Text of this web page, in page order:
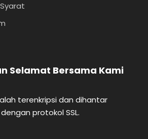
Selamat Bersama Kami
terenkripsi dan dihantar
protokol SSL.